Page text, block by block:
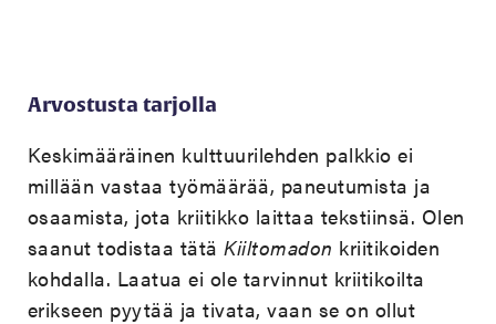
Arvostusta tarjolla
Keskimääräinen kulttuurilehden palkkio ei
millään vastaa työmäärää, paneutumista ja
osaamista, jota kriitikko laittaa tekstiinsä. Olen
saanut todistaa tätäKiiltomadon kriitikoiden
kohdalla. Laatua ei ole tarvinnut kriitikoilta
erikseen pyytää ja tivata, vaan se on ollut